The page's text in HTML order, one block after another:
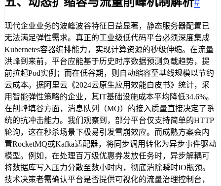
现代企业业务的波峰波谷特征日益显著，静态服务器配置已
无法满足弹性需求。真正的工业级低代码平台必须深度集成
Kubernetes容器编排能力，实现计算资源的秒级伸缩。在流量
洪峰到来前，平台应能基于历史时序数据预测负载趋势，提
前拉起Pod实例；而在低谷期，则自动缩容至基线规模以节约
云成本。据阿里云《2024云原生应用效能白皮书》统计，采
用智能弹性策略的企业，其IT基础设施成本平均降低34.6%。
在削峰填谷方面，消息队列（MQ）的接入质量直接决定了系
统的抗冲击能力。我们观察到，部分平台仅支持简单的HTTP
轮询，这在秒杀场景下极易引发雪崩效应。而成熟方案会内
置RocketMQ或Kafka适配器，将同步调用转化为异步事件驱动
模型。例如，在处理百万级优惠券发放任务时，异步解耦可
将数据库写入压力分散至数小时内，彻底消除瞬时IO瓶颈。
技术决策者需确认平台是否提供可视化的流量治理控制台，